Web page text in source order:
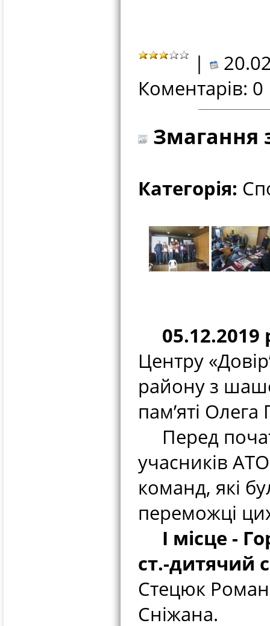
|
Коментарів:
Змагання
Категорія:
05.12.2019
Центру
району з
пам’яті Олега
Перед
учасників
команд, які
переможці
І місце -
ст.-дитячий
Стецюк
Сніжана.